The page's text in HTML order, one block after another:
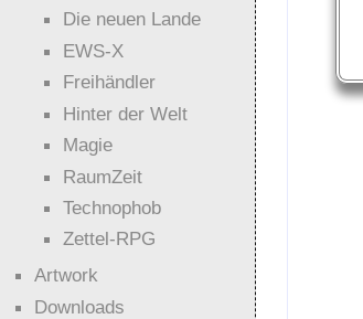
Die neuen Lande
EWS-X
Freihändler
Hinter der Welt
Magie
RaumZeit
Technophob
Zettel-RPG
Artwork
Downloads